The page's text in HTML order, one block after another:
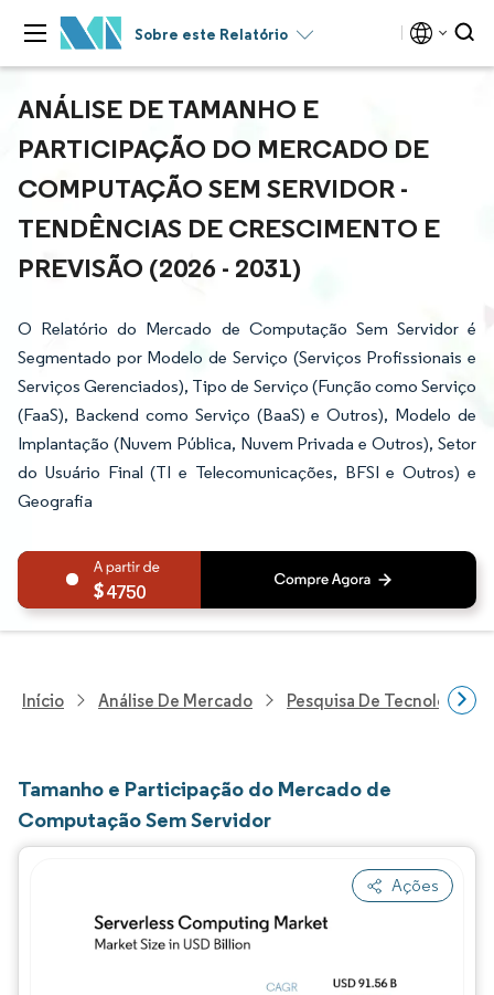
Sobre este Relatório
ANÁLISE DE TAMANHO E
PARTICIPAÇÃO DO MERCADO DE
COMPUTAÇÃO SEM SERVIDOR -
TENDÊNCIAS DE CRESCIMENTO E
PREVISÃO (2026 - 2031)
O Relatório do Mercado de Computação Sem Servidor é
Segmentado por Modelo de Serviço (Serviços Profissionais e
Serviços Gerenciados), Tipo de Serviço (Função como Serviço
(FaaS), Backend como Serviço (BaaS) e Outros), Modelo de
Implantação (Nuvem Pública, Nuvem Privada e Outros), Setor
do Usuário Final (TI e Telecomunicações, BFSI e Outros) e
Geografia
4750
Início Análise De Mercado Pesquisa De Tecnologia,
Tamanho e Participação do Mercado de
Computação Sem Servidor
Ações